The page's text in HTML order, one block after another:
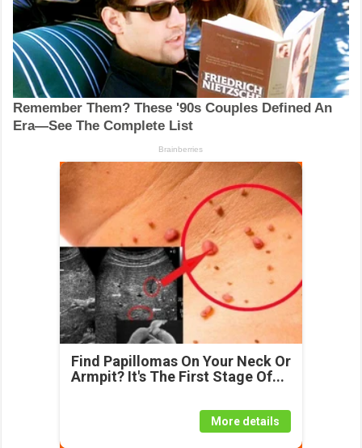
Find Papillomas On Your Neck Or
Armpit? It's The First Stage Of...
More details